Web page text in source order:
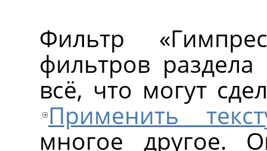
Фильтр
фильтров
всё, что могут
Применить
многое другое.